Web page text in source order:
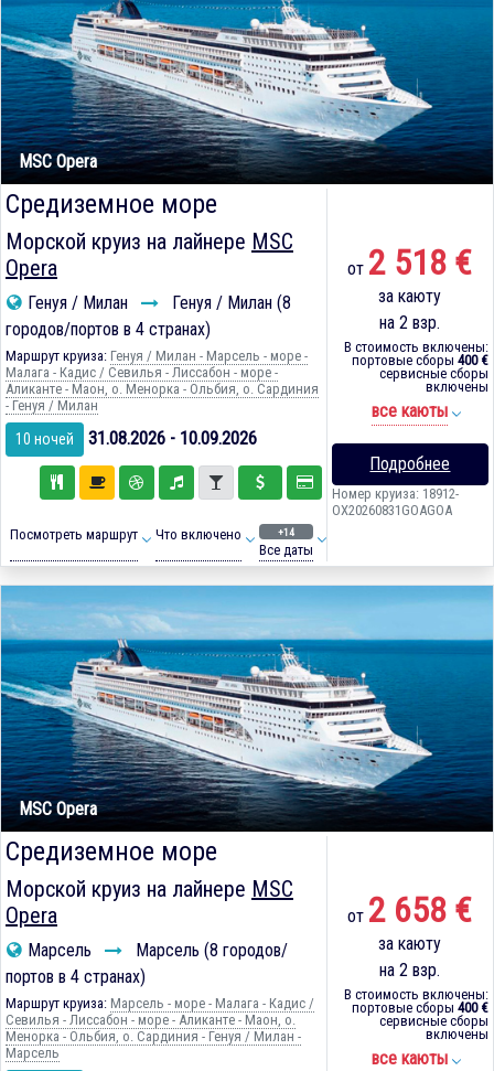
MSC Opera
Средиземное море
Морской круиз на лайнере MSC
Opera
Генуя / Милан
Генуя / Милан (8
городов/портов в 4 странах)
Маршрут круиза: Генуя / Милан - Марсель - море -
Малага - Кадиc / Севилья - Лиссабон - море -
Аликанте - Маон, о. Менорка - Ольбия, о. Сардиния
- Генуя / Милан
10 ночей 31.08.2026 - 10.09.2026
Посмотреть маршрут Что включено +14
Все даты
от 2 518 €
за каюту
на 2 взр.
В стоимость включены:
портовые сборы 400 €
сервисные сборы
включены
все каюты
Подробнее
Номер круиза: 18912-
OX20260831GOAGOA
MSC Opera
Средиземное море
Морской круиз на лайнере MSC
Opera
Марсель
Марсель (8 городов/
портов в 4 странах)
Маршрут круиза: Марсель - море - Малага - Кадиc /
Севилья - Лиссабон - море - Аликанте - Маон, о.
Менорка - Ольбия, о. Сардиния - Генуя / Милан -
Марсель
от 2 658 €
за каюту
на 2 взр.
В стоимость включены:
портовые сборы 400 €
сервисные сборы
включены
все каюты